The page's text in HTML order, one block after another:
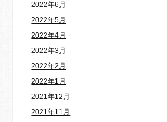
2022年6月
2022年5月
2022年4月
2022年3月
2022年2月
2022年1月
2021年12月
2021年11月